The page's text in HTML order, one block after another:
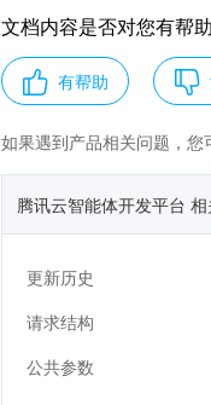
文档内容是否对您有帮
有帮助
如果遇到产品相关问题，您
腾讯云智能体开发平台
更新历史
请求结构
公共参数